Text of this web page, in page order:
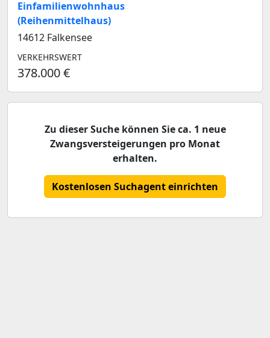
Einfamilienwohnhaus
(Reihenmittelhaus)
14612 Falkensee
VERKEHRSWERT
378.000 €
Zu dieser Suche können Sie ca. 1 neue
Zwangsversteigerungen pro Monat
erhalten.
Kostenlosen Suchagent einrichten